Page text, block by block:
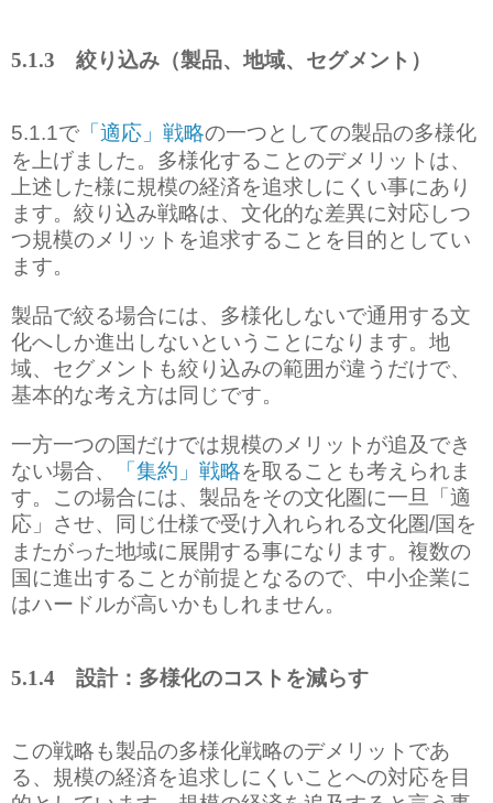
5.1.3 絞り込み（製品、地域、セグメント）
5.1.1で 「適応」戦略の一つとしての製品の多様化
を上げました。多様化することのデメリットは、
上述した様に規模の経済を追求しにくい事にあり
ます。絞り込み戦略は、文化的な差異に対応しつ
つ規模のメリットを追求することを目的としてい
ます。
製品で絞る場合には、多様化しないで通用する文
化へしか進出しないということになります。地
域、セグメントも絞り込みの範囲が違うだけで、
基本的な考え方は同じです。
一方一つの国だけでは規模のメリットが追及でき
ない場合、
「集約」戦略を取ることも考えられま
す。この場合には、製品をその文化圏に一旦「適
応」させ、同じ仕様で受け入れられる文化圏/国を
またがった地域に展開する事になります。複数の
国に進出することが前提となるので、中小企業に
はハードルが高いかもしれません。
5.1.4 設計：多様化のコストを減らす
この戦略も製品の多様化戦略のデメリットであ
る、規模の経済を追求しにくいことへの対応を目